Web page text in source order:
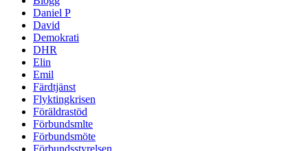
Daniel P
David
Demokrati
DHR
Elin
Emil
Färdtjänst
Flyktingkrisen
Föräldrastöd
Förbundsmlte
Förbundsmöte